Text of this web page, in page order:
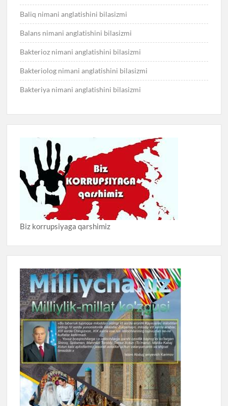
Baliq nimani anglatishini bilasizmi
Balans nimani anglatishini bilasizmi
Bakterioz nimani anglatishini bilasizmi
Bakteriolog nimani anglatishini bilasizmi
Bakteriya nimani anglatishini bilasizmi
Biz korrupsiyaga qarshimiz